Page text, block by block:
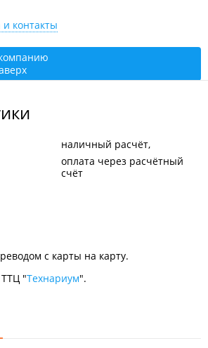
й этаж, пав. 121, 334
в 09:30
и контакты
наличный расчёт
оплата через расчётный
счёт
с карты на карту.
"Технариум".